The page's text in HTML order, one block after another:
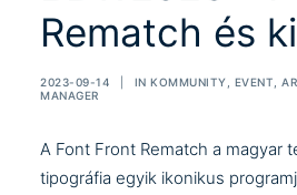
Rematch és
2023-09-14 IN KOMMUNITY EVENT
MANAGER
A Font Front Rematch a magyar
tipográfia egyik ikonikus